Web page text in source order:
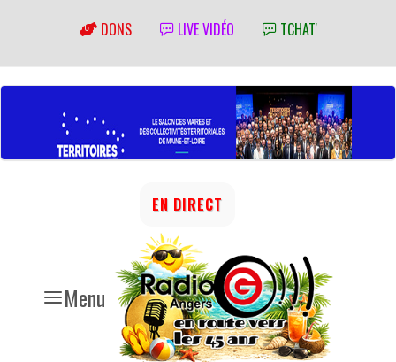
DONS LIVE VIDÉO TCHAT'
Menu
EN DIRECT